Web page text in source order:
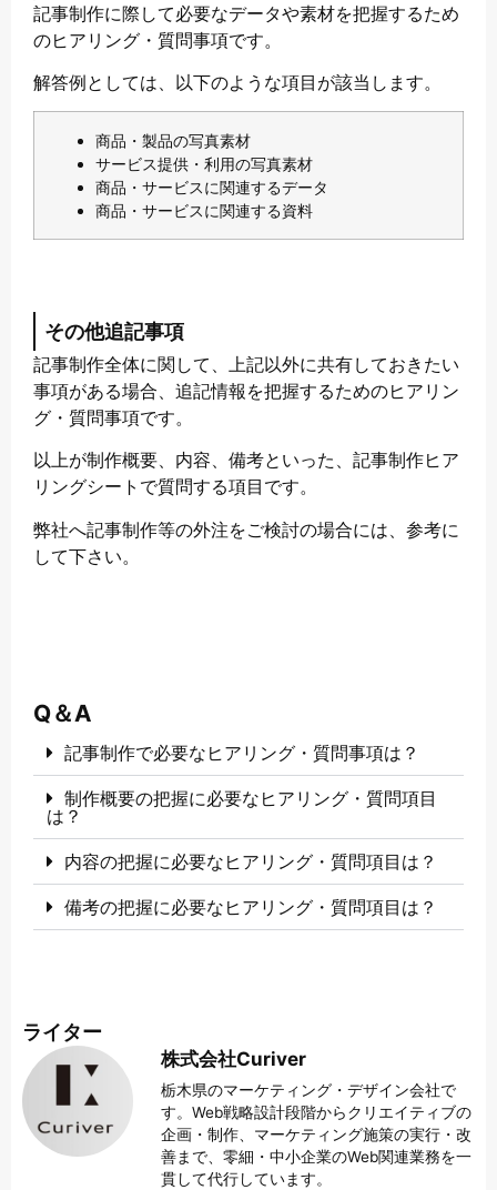
記事制作に際して必要なデータや素材を把握するため
のヒアリング・質問事項です。
解答例としては、以下のような項目が該当します。
商品・製品の写真素材
サービス提供・利用の写真素材
商品・サービスに関連するデータ
商品・サービスに関連する資料
その他追記事項
記事制作全体に関して、上記以外に共有しておきたい
事項がある場合、追記情報を把握するためのヒアリン
グ・質問事項です。
以上が制作概要、内容、備考といった、記事制作ヒア
リングシートで質問する項目です。
弊社へ記事制作等の外注をご検討の場合には、参考に
して下さい。
Q＆A
記事制作で必要なヒアリング・質問事項は？
制作概要の把握に必要なヒアリング・質問項目
は？
内容の把握に必要なヒアリング・質問項目は？
備考の把握に必要なヒアリング・質問項目は？
ライター
株式会社Curiver
栃木県のマーケティング・デザイン会社で
す。Web戦略設計段階からクリエイティブの
企画・制作、マーケティング施策の実行・改
善まで、零細・中小企業のWeb関連業務を一
貫して代行しています。